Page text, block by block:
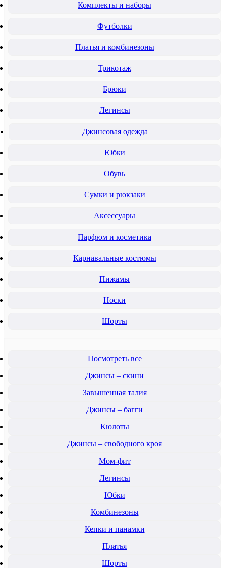
Комплекты и наборы
Футболки
Платья и комбинезоны
Трикотаж
Брюки
Легинсы
Джинсовая одежда
Юбки
Обувь
Сумки и рюкзаки
Аксессуары
Парфюм и косметика
Карнавальные костюмы
Пижамы
Носки
Шорты
Посмотреть все
Джинсы – скини
Завышенная талия
Джинсы – багги
Кюлоты
Джинсы – свободного кроя
Мом-фит
Легинсы
Юбки
Комбинезоны
Кепки и панамки
Платья
Шорты